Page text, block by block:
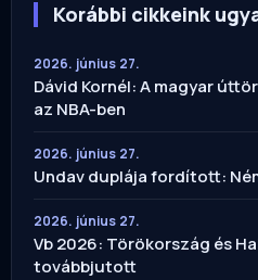
Korábbi cikkeink
2026. június 27.
Dávid Kornél: A magyar
az NBA-ben
2026. június 27.
Undav duplája fordított:
2026. június 27.
Vb 2026: Törökország és
továbbjutott